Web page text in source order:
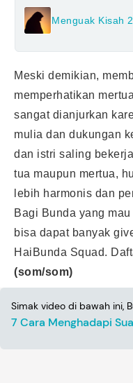
Menguak Kisah
Meski demikian,
memperhatikan
sangat dianjurkan
mulia dan dukungan
dan istri saling
tua maupun mertua,
lebih harmonis dan
Bagi Bunda yang
bisa dapat banyak
HaiBunda Squad.
(som/som)
Simak video di bawah ini,
7 Cara Menghadapi